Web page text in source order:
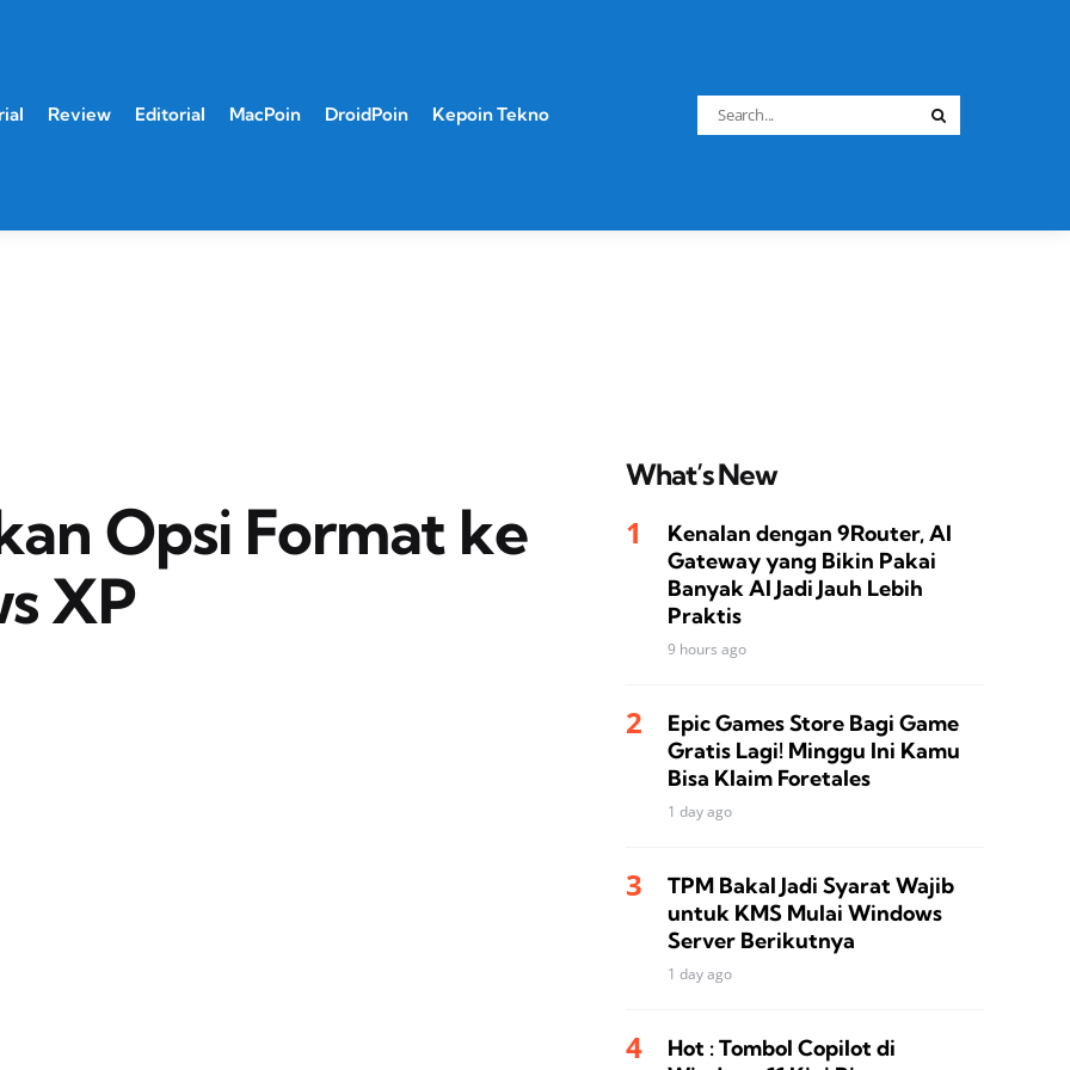
Review Editorial MacPoin DroidPoin Kepoin Tekno
Search
for:
Opsi Format ke
XP
What’s New
Kenalan dengan 9Router, AI
Gateway yang Bikin Pakai
Banyak AI Jadi Jauh Lebih
Praktis
9 hours ago
Epic Games Store Bagi Game
Gratis Lagi! Minggu Ini Kamu
Bisa Klaim Foretales
1 day ago
TPM Bakal Jadi Syarat Wajib
untuk KMS Mulai Windows
Server Berikutnya
1 day ago
Hot : Tombol Copilot di